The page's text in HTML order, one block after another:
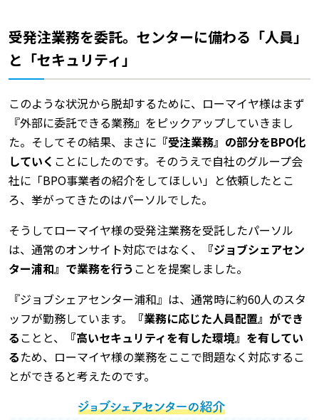
受発注業務を委託。センターに備わる「人員」
と「セキュリティ」
このような状況から脱却するために、ローマイヤ様はまず
『外部に委託できる業務』をピックアップしていきまし
た。そしてその結果、まさに 『受注業務』の部分をBPO化
していく ことにしたのです。そのうえで自社のグループ会
社に「BPO事業者の紹介をしてほしい」と依頼したとこ
ろ、挙がってきたのはパーソルでした。
そうしてローマイヤ様の受発注業務を受託したパーソル
は、通常のオンサイト対応ではなく、
『ジョブシェアセン
ター浦和』で業務を行うことを提案しました。
『ジョブシェアセンター浦和』は、通常時に約60人のスタ
ッフが勤務しています。
『業務に応じた人員配置』ができ
ることと、
『高いセキュリティを有した環境』を有してい
るため、ローマイヤ様の業務をここで問題なく対応するこ
とができると考えたのです。